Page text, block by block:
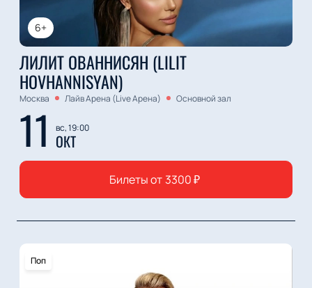
6+
ЛИЛИТ ОВАННИСЯН (LILIT
HOVHANNISYAN)
Москва Лайв Арена (Live Арена) Основной зал
11 вс, 19:00
ОКТ
Билеты от 3300₽
Поп